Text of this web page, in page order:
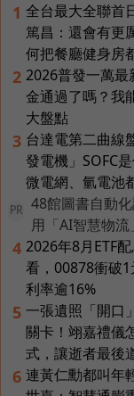
1 全台最大全聯首
篤昌：還會有更
何把餐廳健身房
2 2026普發一萬最
金通過了嗎？我
大盤點
3 台達電第二曲線
發電機」SOFC
微電網、氫電池
PR
48館圖書自動
用「AI智慧物
4 2026年8月ETF
看，00878衝破
利率逾16%
5 一張遺照「開口
關卡！翊嘉禮儀
式，讓逝者最後
6 連黃仁勳都叫年